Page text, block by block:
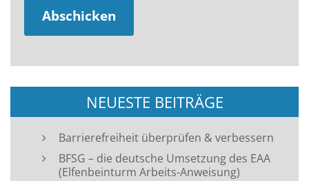
NEUESTE BEITRÄGE
Barrierefreiheit überprüfen & verbessern
BFSG – die deutsche Umsetzung des EAA
(Elfenbeinturm Arbeits-Anweisung)